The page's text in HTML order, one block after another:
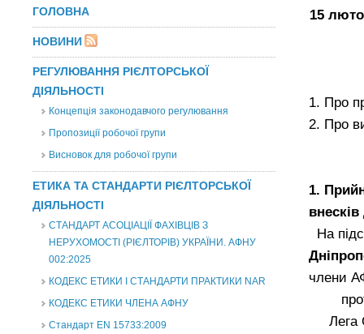
ГОЛОВНА
НОВИНИ
РЕГУЛЮВАННЯ РІЄЛТОРСЬКОЇ
ДІЯЛЬНОСТІ
Концепція законодавчого регулювання
Пропозиції робочої групи
Висновок для робочої групи
ЕТИКА ТА СТАНДАРТИ РІЄЛТОРСЬКОЇ
ДІЯЛЬНОСТІ
СТАНДАРТ АСОЦІАЦІЇ ФАХІВЦІВ З
НЕРУХОМОСТІ (РІЄЛТОРІВ) УКРАЇНИ. АФНУ
002:2025
КОДЕКС ЕТИКИ І СТАНДАРТИ ПРАКТИКИ NAR
КОДЕКС ЕТИКИ ЧЛЕНА АФНУ
Стандарт EN 15733:2009
15
1. Про
2. Про
1.
На
члени
Лега